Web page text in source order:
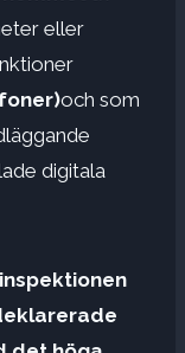
eller
och som
digitala
inspektionen